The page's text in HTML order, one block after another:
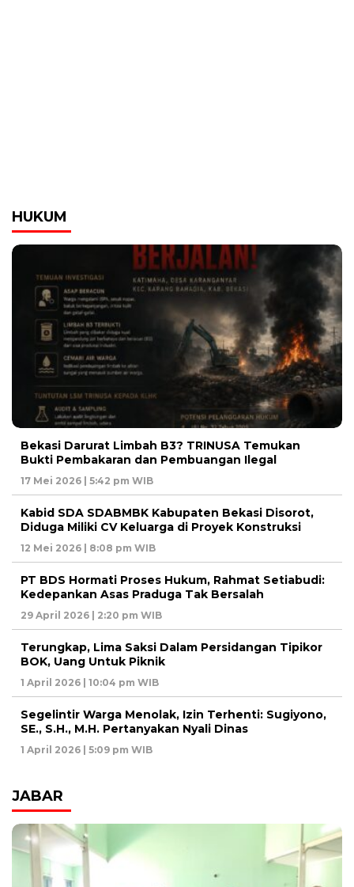
HUKUM
Bekasi Darurat Limbah B3? TRINUSA Temukan
Bukti Pembakaran dan Pembuangan Ilegal
17 Mei 2026 | 5:42 pm WIB
Kabid SDA SDABMBK Kabupaten Bekasi Disorot,
Diduga Miliki CV Keluarga di Proyek Konstruksi
12 Mei 2026 | 8:08 pm WIB
PT BDS Hormati Proses Hukum, Rahmat Setiabudi:
Kedepankan Asas Praduga Tak Bersalah
29 April 2026 | 2:20 pm WIB
Terungkap, Lima Saksi Dalam Persidangan Tipikor
BOK, Uang Untuk Piknik
1 April 2026 | 10:04 pm WIB
Segelintir Warga Menolak, Izin Terhenti: Sugiyono,
SE., S.H., M.H. Pertanyakan Nyali Dinas
1 April 2026 | 5:09 pm WIB
JABAR